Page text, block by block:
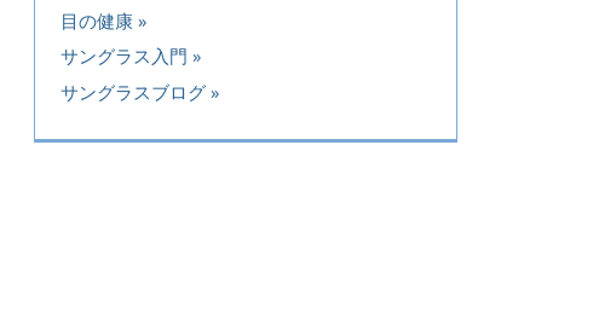
目の健康
サングラス入門
サングラスブログ